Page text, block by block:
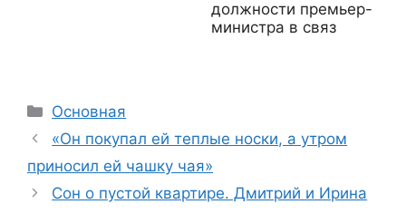
должности премьер-
министра в связ
Рубрики
Основная
«Он покупал ей теплые носки, а утром
приносил ей чашку чая»
Сон о пустой квартире. Дмитрий и Ирина